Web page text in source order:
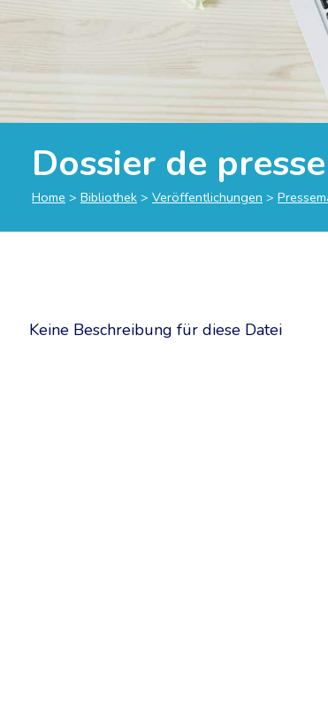
Dossier de
Home > Bibliothek > Veröffentlichungen >
Keine Beschreibung für diese Datei